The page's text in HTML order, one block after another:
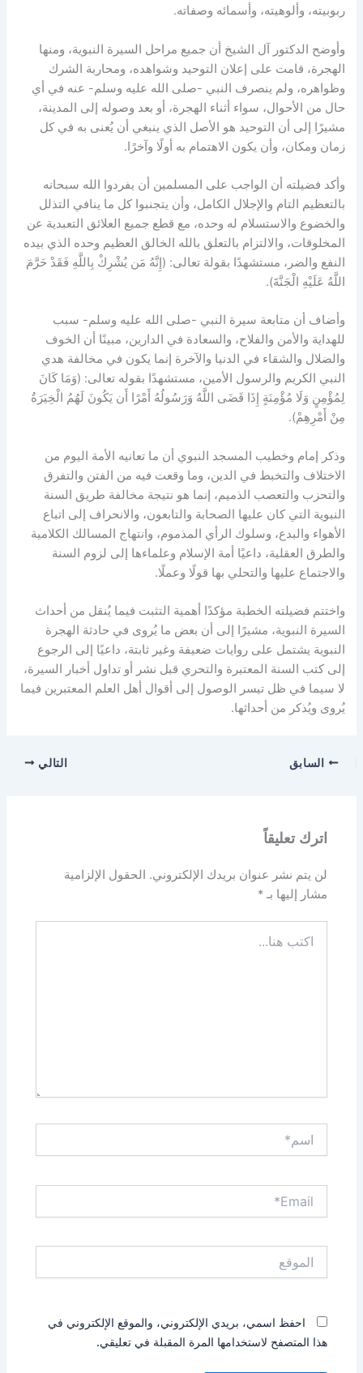
ربوبيته، وألوهيته، وأسمائه وصفاته.
وأوضح الدكتور آل الشيخ أن جميع مراحل السيرة النبوية، ومنها
الهجرة، قامت على إعلان التوحيد وشواهده، ومحاربة الشرك
وظواهره، ولم ينصرف النبي -صلى الله عليه وسلم- عنه في أي
حال من الأحوال، سواء أثناء الهجرة، أو بعد وصوله إلى المدينة،
مشيرًا إلى أن التوحيد هو الأصل الذي ينبغي أن يُعنى به في كل
زمان ومكان، وأن يكون الاهتمام به أولًا وآخرًا.
وأكد فضيلته أن الواجب على المسلمين أن يفردوا الله سبحانه
بالتعظيم التام والإجلال الكامل، وأن يتجنبوا كل ما ينافي التذلل
والخضوع والاستسلام له وحده، مع قطع جميع العلائق التعبدية عن
المخلوقات، والالتزام بالتعلق بالله الخالق العظيم وحده الذي بيده
النفع والضر، مستشهدًا بقولة تعالى: (إِنَّهُ مَن يُشْرِكْ بِاللَّهِ فَقَدْ حَرَّمَ
اللَّهُ عَلَيْهِ الْجَنَّةَ).
وأضاف أن متابعة سيرة النبي -صلى الله عليه وسلم- سبب
للهداية والأمن والفلاح، والسعادة في الدارين، مبينًا أن الخوف
والضلال والشقاء في الدنيا والآخرة إنما يكون في مخالفة هدي
النبي الكريم والرسول الأمين، مستشهدًا بقوله تعالى: (وَمَا كَانَ
لِمُؤْمِنٍ وَلَا مُؤْمِنَةٍ إِذَا قَضَى اللَّهُ وَرَسُولُهُ أَمْرًا أَن يَكُونَ لَهُمُ الْخِيَرَةُ
مِنْ أَمْرِهِمْ).
وذكر إمام وخطيب المسجد النبوي أن ما تعانيه الأمة اليوم من
الاختلاف والتخبط في الدين، وما وقعت فيه من الفتن والتفرق
والتحزب والتعصب الذميم، إنما هو نتيجة مخالفة طريق السنة
النبوية التي كان عليها الصحابة والتابعون، والانحراف إلى اتباع
الأهواء والبدع، وسلوك الرأي المذموم، وانتهاج المسالك الكلامية
والطرق العقلية، داعيًا أمة الإسلام وعلماءها إلى لزوم السنة
والاجتماع عليها والتحلي بها قولًا وعملًا.
واختتم فضيلته الخطبة مؤكدًا أهمية التثبت فيما يُنقل من أحداث
السيرة النبوية، مشيرًا إلى أن بعض ما يُروى في حادثة الهجرة
النبوية يشتمل على روايات ضعيفة وغير ثابتة، داعيًا إلى الرجوع
إلى كتب السنة المعتبرة والتحري قبل نشر أو تداول أخبار السيرة،
لا سيما في ظل تيسر الوصول إلى أقوال أهل العلم المعتبرين فيما
يُروى ويُذكر من أحداثها.
السابق التالي
اترك تعليقاً
لن يتم نشر عنوان بريدك الإلكتروني. الحقول الإلزامية
مشار إليها بـ*
هنا...
احفظ اسمي، بريدي الإلكتروني، والموقع الإلكتروني في
هذا المتصفح لاستخدامها المرة المقبلة في تعليقي.